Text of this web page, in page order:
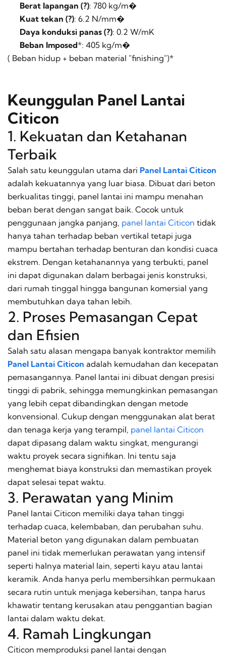
Berat lapangan (?): 780 kg/m�
Kuat tekan (?): 6.2 N/mm�
Daya konduksi panas (?): 0.2 W/mK
Beban Imposed*: 405 kg/m�
( Beban hidup + beban material "finishing")*
Keunggulan Panel Lantai
Citicon
1. Kekuatan dan Ketahanan
Terbaik
Salah satu keunggulan utama dari Panel Lantai Citicon
adalah kekuatannya yang luar biasa. Dibuat dari beton
berkualitas tinggi, panel lantai ini mampu menahan
beban berat dengan sangat baik. Cocok untuk
penggunaan jangka panjang, panel lantai Citicon tidak
hanya tahan terhadap beban vertikal tetapi juga
mampu bertahan terhadap benturan dan kondisi cuaca
ekstrem. Dengan ketahanannya yang terbukti, panel
ini dapat digunakan dalam berbagai jenis konstruksi,
dari rumah tinggal hingga bangunan komersial yang
membutuhkan daya tahan lebih.
2. Proses Pemasangan Cepat
dan Efisien
Salah satu alasan mengapa banyak kontraktor memilih
Panel Lantai Citicon adalah kemudahan dan kecepatan
pemasangannya. Panel lantai ini dibuat dengan presisi
tinggi di pabrik, sehingga memungkinkan pemasangan
yang lebih cepat dibandingkan dengan metode
konvensional. Cukup dengan menggunakan alat berat
dan tenaga kerja yang terampil, panel lantai Citicon
dapat dipasang dalam waktu singkat, mengurangi
waktu proyek secara signifikan. Ini tentu saja
menghemat biaya konstruksi dan memastikan proyek
dapat selesai tepat waktu.
3. Perawatan yang Minim
Panel lantai Citicon memiliki daya tahan tinggi
terhadap cuaca, kelembaban, dan perubahan suhu.
Material beton yang digunakan dalam pembuatan
panel ini tidak memerlukan perawatan yang intensif
seperti halnya material lain, seperti kayu atau lantai
keramik. Anda hanya perlu membersihkan permukaan
secara rutin untuk menjaga kebersihan, tanpa harus
khawatir tentang kerusakan atau penggantian bagian
lantai dalam waktu dekat.
4. Ramah Lingkungan
Citicon memproduksi panel lantai dengan